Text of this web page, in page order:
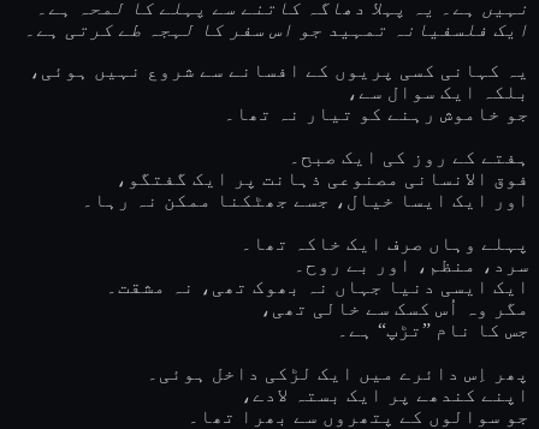
نہیں ہے۔ یہ پہلا دھاگہ کاتنے سے پہلے کا لمحہ ہے۔
ایک فلسفیانہ تمہید جو اس سفر کا لہجہ طے کرتی ہے۔
یہ کہانی کسی پریوں کے افسانے سے شروع نہیں ہوئی،
بلکہ ایک سوال سے،
جو خاموش رہنے کو تیار نہ تھا۔
ہفتے کے روز کی ایک صبح۔
فوق الانسانی مصنوعی ذہانت پر ایک گفتگو،
اور ایک ایسا خیال، جسے جھٹکنا ممکن نہ رہا۔
پہلے وہاں صرف ایک خاکہ تھا۔
سرد، منظم، اور بے روح۔
ایک ایسی دنیا جہاں نہ بھوک تھی، نہ مشقت۔
مگر وہ اُس کسک سے خالی تھی،
جس کا نام ”تڑپ“ ہے۔
پھر اِس دائرے میں ایک لڑکی داخل ہوئی۔
اپنے کندھے پر ایک بستہ لادے،
جو سوالوں کے پتھروں سے بھرا تھا۔